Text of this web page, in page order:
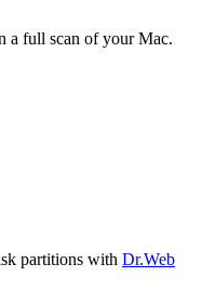
a full scan of your Mac.
partitions with Dr.Web